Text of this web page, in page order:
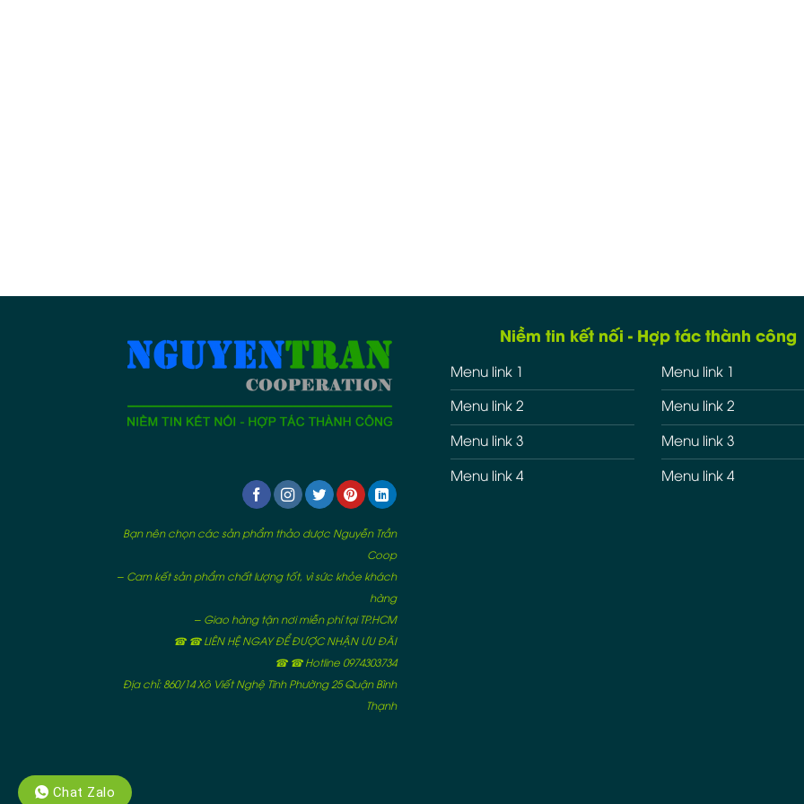
Bạn nên chọn các sản phẩm thảo dược Nguyễn Trần
Coop
– Cam kết sản phẩm chất lượng tốt, vì sức khỏe khách
hàng
– Giao hàng tận nơi miễn phí tại TP.HCM
☎ ☎ LIÊN HỆ NGAY ĐỂ ĐƯỢC NHẬN ƯU ĐÃI
☎ ☎ Hotline 0974303734
Địa chỉ: 860/14 Xô Viết Nghệ Tĩnh Phường 25 Quận Bình
Thạnh
Niềm tin kết nối - Hợp tác thành công
Menu link 1
Menu link 2
Menu link 3
Menu link 4
Menu link 1
Menu link 2
Menu link 3
Menu link 4
Chat Zalo